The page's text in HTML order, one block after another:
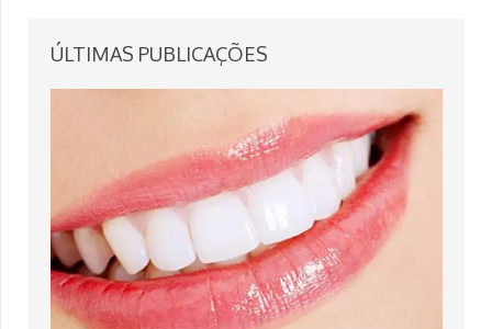
ÚLTIMAS PUBLICAÇÕES